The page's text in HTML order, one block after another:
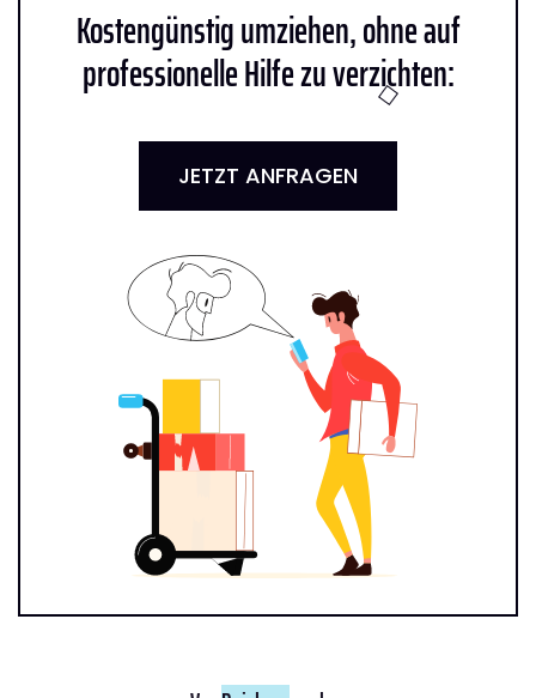
Kostengünstig umziehen, ohne auf
professionelle Hilfe zu verzichten:
JETZT ANFRAGEN